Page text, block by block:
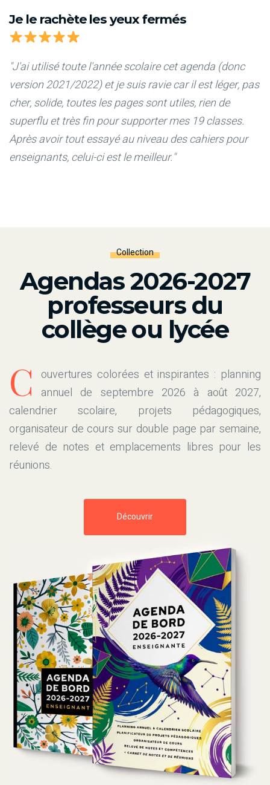
Je le rachète les yeux fermés
"J'ai utilisé toute l'année scolaire cet agenda (donc
version 2021/2022) et je suis ravie car il est léger, pas
cher, solide, toutes les pages sont utiles, rien de
superflu et très fin pour supporter mes 19 classes.
Après avoir tout essayé au niveau des cahiers pour
enseignants, celui-ci est le meilleur."
Collection
Agendas 2026-2027
professeurs du
collège ou lycée
C
ouvertures colorées et inspirantes : planning
annuel de septembre 2026 à août 2027,
calendrier scolaire, projets pédagogiques,
organisateur de cours sur double page par semaine,
relevé de notes et emplacements libres pour les
réunions.
Découvrir